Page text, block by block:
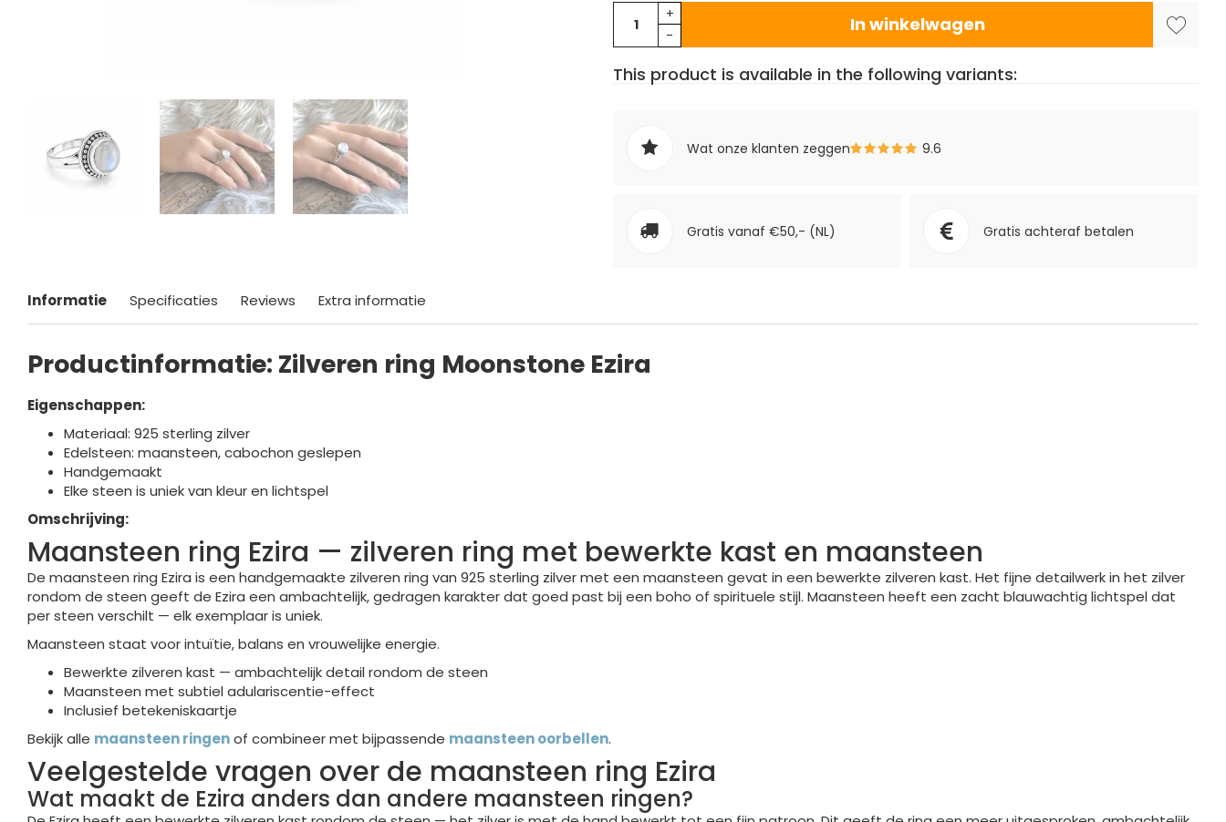
+
-
In winkelwagen
This product is available in the following variants:
Wat onze klanten zeggen 9.6
Gratis vanaf €50,- (NL) Gratis achteraf betalen
Informatie Specificaties Reviews Extra informatie
Productinformatie: Zilveren ring Moonstone Ezira
Eigenschappen:
Materiaal: 925 sterling zilver
Edelsteen: maansteen, cabochon geslepen
Handgemaakt
Elke steen is uniek van kleur en lichtspel
Omschrijving:
Maansteen ring Ezira — zilveren ring met bewerkte kast en maansteen
De maansteen ring Ezira is een handgemaakte zilveren ring van 925 sterling zilver met een maansteen gevat in een bewerkte zilveren kast. Het fijne detailwerk in het zilver
rondom de steen geeft de Ezira een ambachtelijk, gedragen karakter dat goed past bij een boho of spirituele stijl. Maansteen heeft een zacht blauwachtig lichtspel dat
per steen verschilt — elk exemplaar is uniek.
Maansteen staat voor intuïtie, balans en vrouwelijke energie.
Bewerkte zilveren kast — ambachtelijk detail rondom de steen
Maansteen met subtiel adulariscentie-effect
Inclusief betekeniskaartje
Bekijk alle maansteen ringenof combineer met bijpassende maansteen oorbellen.
Veelgestelde vragen over de maansteen ring Ezira
Wat maakt de Ezira anders dan andere maansteen ringen?